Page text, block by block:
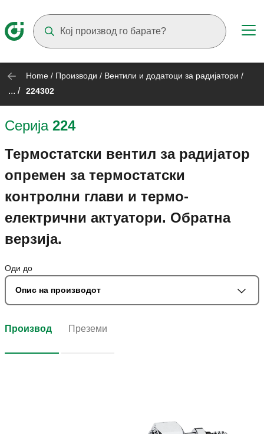
Home / Производи / Вентили и додатоци за радијатори /
... / 224302
Серија 224
Термостатски вентил за радијатор
опремен за термостатски
контролни глави и термо-
електрични актуатори. Обратна
верзија.
Оди до
Опис на производот
Производ Преземи